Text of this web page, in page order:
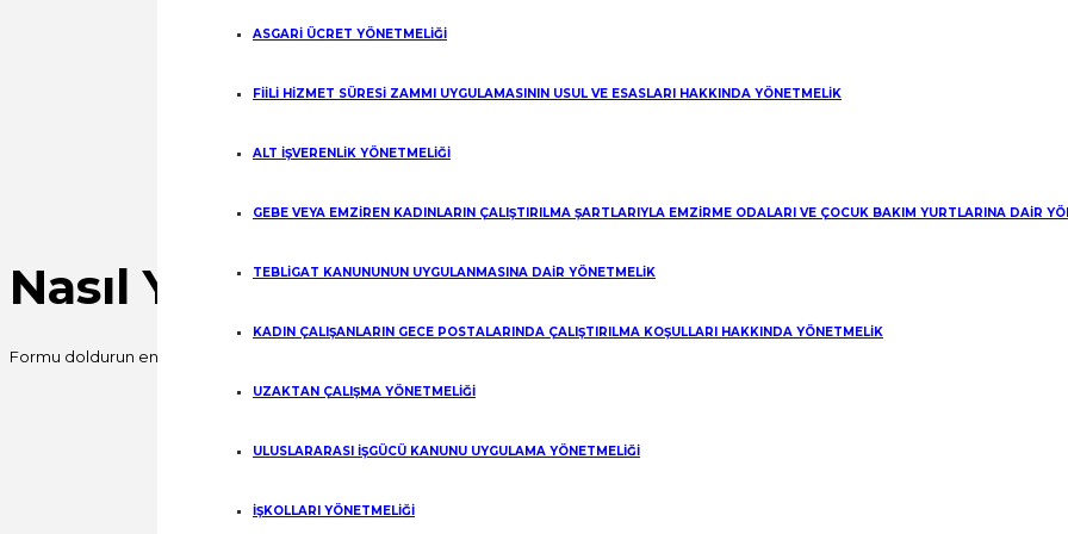
ASGARİ ÜCRET YÖNETMELİĞİ
FİİLİ HİZMET SÜRESİ ZAMMI UYGULAMASININ USUL VE ESASLARI HAKKINDA YÖNETMELİK
ALT İŞVERENLİK YÖNETMELİĞİ
GEBE VEYA EMZİREN KADINLARIN ÇALIŞTIRILMA ŞARTLARIYLA EMZİRME ODALARI VE ÇOCUK BAKIM YURTLARINA DAİR
TEBLİGAT KANUNUNUN UYGULANMASINA DAİR YÖNETMELİK
KADIN ÇALIŞANLARIN GECE POSTALARINDA ÇALIŞTIRILMA KOŞULLARI HAKKINDA YÖNETMELİK
UZAKTAN ÇALIŞMA YÖNETMELİĞİ
ULUSLARARASI İŞGÜCÜ KANUNU UYGULAMA YÖNETMELİĞİ
İŞKOLLARI YÖNETMELİĞİ
Nasıl Yardımcı Olabiliriz?
Formu doldurun en kısa sürede sizinle iletişime geçelim.
Fill out this field
Fill out this field
Fill out this field